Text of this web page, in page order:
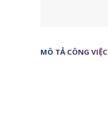
MÔ TẢ CÔNG VIỆC